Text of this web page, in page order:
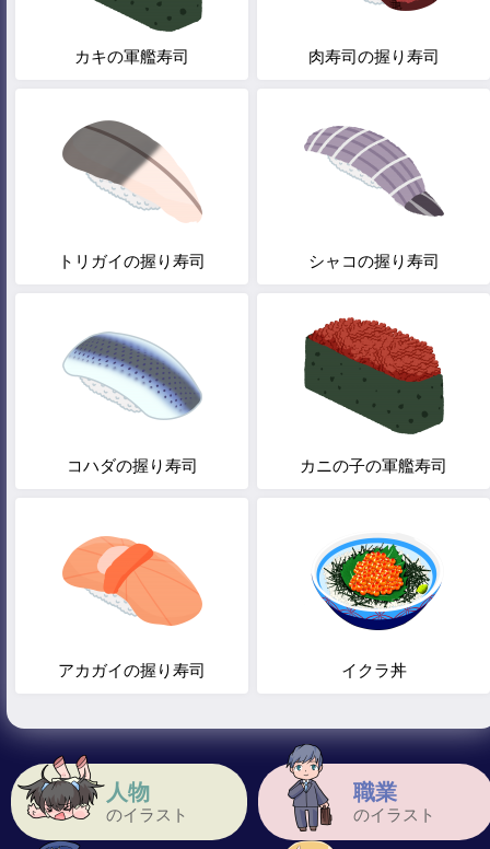
人物
のイラスト
職業
のイラスト
カキの軍艦寿司 肉寿司の握り寿司
トリガイの握り寿司 シャコの握り寿司
コハダの握り寿司 カニの子の軍艦寿司
アカガイの握り寿司 イクラ丼